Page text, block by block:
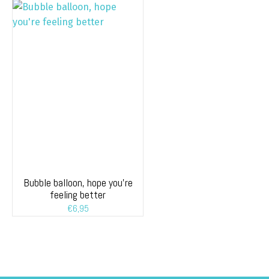
Bubble balloon, hope you’re
feeling better
€6,95